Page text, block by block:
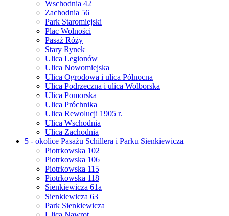
Wschodnia 42
Zachodnia 56
Park Staromiejski
Plac Wolności
Pasaż Róży
Stary Rynek
Ulica Legionów
Ulica Nowomiejska
Ulica Ogrodowa i ulica Północna
Ulica Podrzeczna i ulica Wolborska
Ulica Pomorska
Ulica Próchnika
Ulica Rewolucji 1905 r.
Ulica Wschodnia
Ulica Zachodnia
5 - okolice Pasażu Schillera i Parku Sienkiewicza
Piotrkowska 102
Piotrkowska 106
Piotrkowska 115
Piotrkowska 118
Sienkiewicza 61a
Sienkiewicza 63
Park Sienkiewicza